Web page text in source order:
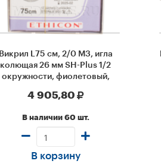
Викрил L75 см, 2/0 М3, игла
колющая 26 мм SH-Plus 1/2
окружности, фиолетовый,
4 905,80
В наличии 60 шт.
В корзину